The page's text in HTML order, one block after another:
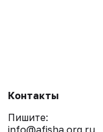
Контакты
Пишите: